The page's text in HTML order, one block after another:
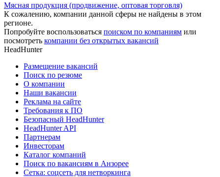
Мясная продукция (продвижение, оптовая торговля)
К сожалению, компании данной сферы не найдены в этом
регионе.
Попробуйте воспользоваться поиском по компаниям или
посмотреть компании без открытых вакансий
HeadHunter
Размещение вакансий
Поиск по резюме
О компании
Наши вакансии
Реклама на сайте
Требования к ПО
Безопасный HeadHunter
HeadHunter API
Партнерам
Инвесторам
Каталог компаний
Поиск по вакансиям в Анзорее
Сетка: соцсеть для нетворкинга